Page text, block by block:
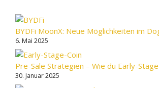
BYDFi MoonX: Neue Möglichkeiten im
6. Mai 2025
Pre-Sale Strategien – Wie du Early-
30. Januar 2025